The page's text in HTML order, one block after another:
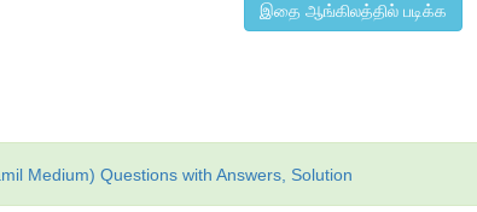
இதை ஆங்கிலத்தில் படிக்க
Medium) Questions with Answers, Solution